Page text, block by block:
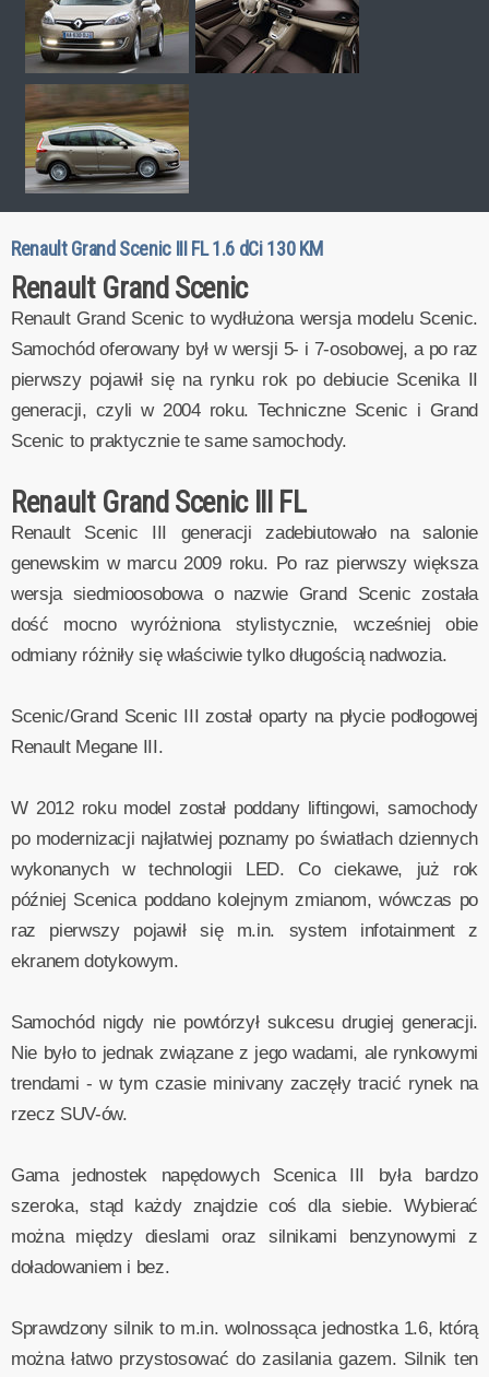
Renault Grand Scenic III FL 1.6 dCi 130 KM
Renault Grand Scenic
Renault Grand Scenic to wydłużona wersja modelu Scenic.
Samochód oferowany był w wersji 5- i 7-osobowej, a po raz
pierwszy pojawił się na rynku rok po debiucie Scenika II
generacji, czyli w 2004 roku. Techniczne Scenic i Grand
Scenic to praktycznie te same samochody.
Renault Grand Scenic III FL
Renault Scenic III generacji zadebiutowało na salonie
genewskim w marcu 2009 roku. Po raz pierwszy większa
wersja siedmioosobowa o nazwie Grand Scenic została
dość mocno wyróżniona stylistycznie, wcześniej obie
odmiany różniły się właściwie tylko długością nadwozia.
Scenic/Grand Scenic III został oparty na płycie podłogowej
Renault Megane III.
W 2012 roku model został poddany liftingowi, samochody
po modernizacji najłatwiej poznamy po światłach dziennych
wykonanych w technologii LED. Co ciekawe, już rok
później Scenica poddano kolejnym zmianom, wówczas po
raz pierwszy pojawił się m.in. system infotainment z
ekranem dotykowym.
Samochód nigdy nie powtórzył sukcesu drugiej generacji.
Nie było to jednak związane z jego wadami, ale rynkowymi
trendami - w tym czasie minivany zaczęły tracić rynek na
rzecz SUV-ów.
Gama jednostek napędowych Scenica III była bardzo
szeroka, stąd każdy znajdzie coś dla siebie. Wybierać
można między dieslami oraz silnikami benzynowymi z
doładowaniem i bez.
Sprawdzony silnik to m.in. wolnossąca jednostka 1.6, którą
można łatwo przystosować do zasilania gazem. Silnik ten